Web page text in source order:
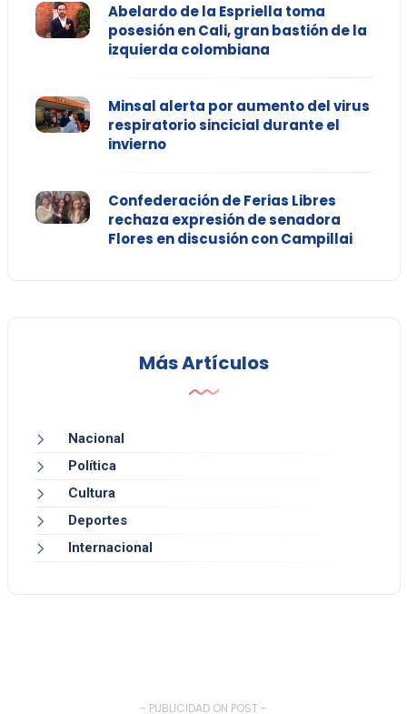
Abelardo de la Espriella toma
posesión en Cali, gran bastión de la
izquierda colombiana
Minsal alerta por aumento del virus
respiratorio sincicial durante el
invierno
Confederación de Ferias Libres
rechaza expresión de senadora
Flores en discusión con Campillai
Más Artículos
Nacional
Política
Cultura
Deportes
Internacional
- PUBLICIDAD ON POST -